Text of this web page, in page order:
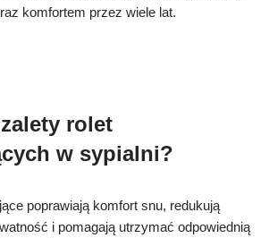
komfortem przez wiele lat.
rolet
w sypialni?
poprawiają komfort snu, redukują
i pomagają utrzymać odpowiednią